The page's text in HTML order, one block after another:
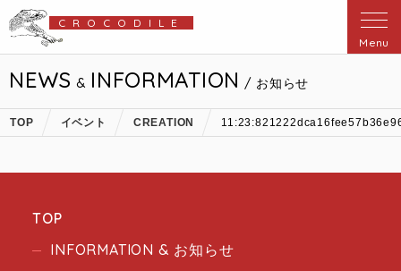
CROCODILE
Menu
NEWS & INFORMATION / お知らせ
TOP イベント CREATION
TOP
INFORMATION & お知らせ